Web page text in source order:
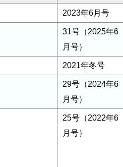
2023年6月号
31号（2025年6
月号）
2021年冬号
29号（2024年6
月号）
25号（2022年6
月号）